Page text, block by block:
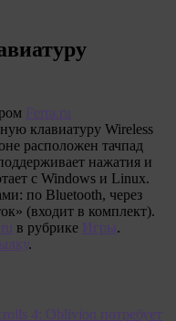
Ferra.ru
клавиатуру Wireless
расположен тачпад
нажатия и
с Windows и Linux.
по Bluetooth, через
(входит в комплект).
в рубрике Игры.
.